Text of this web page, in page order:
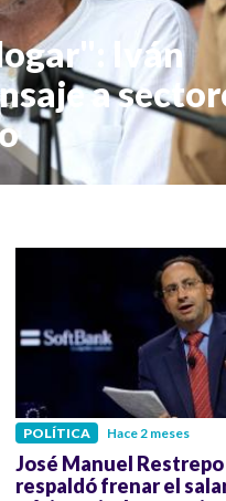
Iván
a
POLÍTICA Hace 2 meses
José Manuel Restrepo
respaldó frenar el